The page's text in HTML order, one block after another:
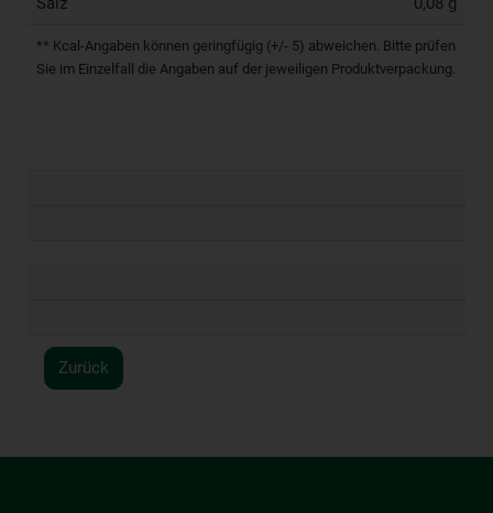
** Kcal-Angaben können geringfügig (+/- 5) abweichen. Bitte prüfen
Sie im Einzelfall die Angaben auf der jeweiligen Produktverpackung.
Zurück